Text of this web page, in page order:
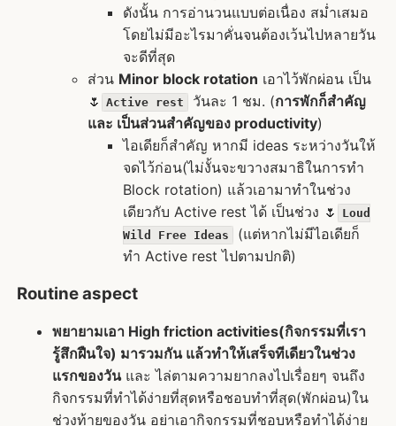
ดังนั้น การอ่านวนแบบต่อเนื่อง สม่ำเสมอ
โดยไม่มีอะไรมาคั่นจนต้องเว้นไปหลายวัน
จะดีที่สุด
ส่วน Minor block rotation เอาไว้พักผ่อน เป็น
🌷 Active rest วันละ 1 ชม. (การพักก็สำคัญ​
และ เป็นส่วนสำคัญของ productivity)
ไอเดียก็สำคัญ หากมี ideas ระหว่างวันให้
จดไว้ก่อน(ไม่งั้นจะขวางสมาธิในการทำ
Block rotation) แล้วเอามาทำในช่วง
เดียวกับ Active rest ได้ เป็นช่วง 🌷
Loud
Wild Free Ideas
(แต่หากไม่มีไอเดียก็
ทำ Active rest ไปตามปกติ)
Routine aspect
พยายามเอา High friction activities(กิจกรรมที่เรา
รู้สึกฝืนใจ) มารวมกัน แล้วทำให้เสร็จทีเดียวในช่วง
แรกของวันและ ไล่ตามความยากลงไปเรื่อยๆ จนถึง
กิจกรรมที่ทำได้ง่ายที่สุดหรือชอบทำที่สุด(พักผ่อน)ใน
ช่วงท้ายของวัน อย่าเอากิจกรรมที่ชอบหรือทำได้ง่าย